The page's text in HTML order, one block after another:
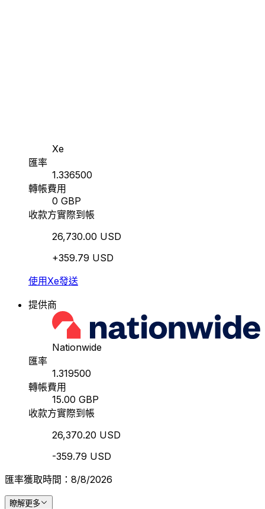
Xe
匯率
1.336500
轉帳費用
0 GBP
收款方實際到帳
26,730.00 USD
+359.79 USD
使用Xe發送
提供商
Nationwide
匯率
1.319500
轉帳費用
15.00 GBP
收款方實際到帳
26,370.20 USD
-359.79 USD
匯率獲取時間：8/8/2026
瞭解更多